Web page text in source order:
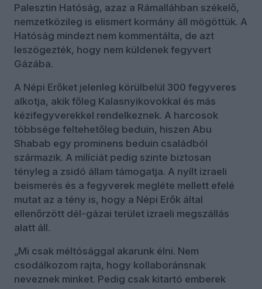
Palesztin Hatóság, azaz a Rámalláhban székelő,
nemzetközileg is elismert kormány áll mögöttük. A
Hatóság mindezt nem kommentálta, de azt
leszögezték, hogy nem küldenek fegyvert
Gázába.
A Népi Erőket jelenleg körülbelül 300 fegyveres
alkotja, akik főleg Kalasnyikovokkal és más
kézifegyverekkel rendelkeznek. A harcosok
többsége feltehetőleg beduin, hiszen Abu
Shabab egy prominens beduin családból
származik. A milíciát pedig szinte biztosan
tényleg a zsidó állam támogatja. A nyílt izraeli
beismerés és a fegyverek megléte mellett efelé
mutat az a tény is, hogy a Népi Erők által
ellenőrzött dél-gázai terület izraeli megszállás
alatt áll.
„Mi csak méltósággal akarunk élni. Nem
csodálkozom rajta, hogy kollaboránsnak
neveznek minket. Pedig csak kitartó emberek